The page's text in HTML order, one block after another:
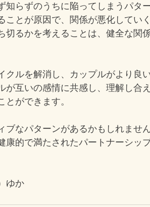
知らずのうちに陥ってしまうパタ
とが原因で、関係が悪化してい
切るかを考えることは、健全な関
クルを解消し、カップルがより良
互いの感情に共感し、理解し合
ができます。
なパターンがあるかもしれませ
的で満たされたパートナーシッ
ゆか